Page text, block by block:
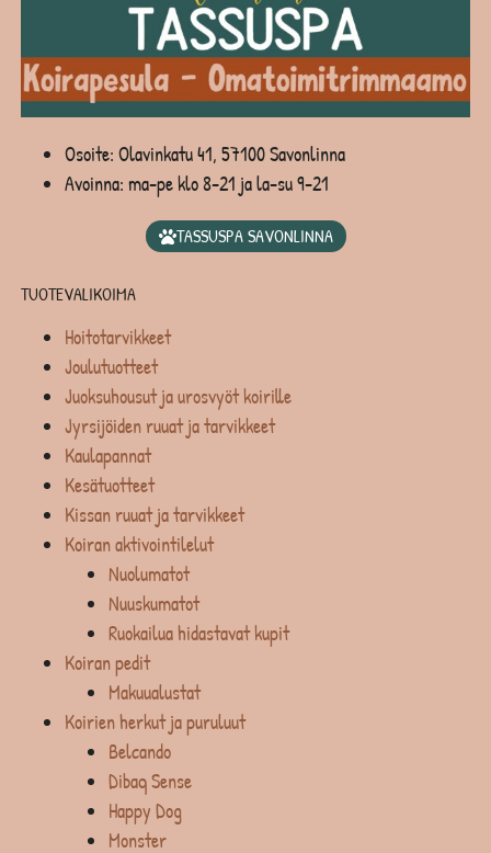
Osoite: Olavinkatu 41, 57100 Savonlinna
Avoinna: ma-pe klo 8-21 ja la-su 9-21
TASSUSPA SAVONLINNA
TUOTEVALIKOIMA
Hoitotarvikkeet
Joulutuotteet
Juoksuhousut ja urosvyöt koirille
Jyrsijöiden ruuat ja tarvikkeet
Kaulapannat
Kesätuotteet
Kissan ruuat ja tarvikkeet
Koiran aktivointilelut
Nuolumatot
Nuuskumatot
Ruokailua hidastavat kupit
Koiran pedit
Makuualustat
Koirien herkut ja puruluut
Belcando
Dibaq Sense
Happy Dog
Monster